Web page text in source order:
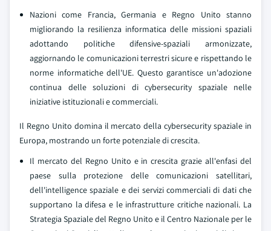
Nazioni come Francia, Germania e Regno Unito stanno
migliorando la resilienza informatica delle missioni spaziali
adottando politiche difensive-spaziali armonizzate,
aggiornando le comunicazioni terrestri sicure e rispettando le
norme informatiche dell'UE. Questo garantisce un'adozione
continua delle soluzioni di cybersecurity spaziale nelle
iniziative istituzionali e commerciali.
Il Regno Unito domina il mercato della cybersecurity spaziale in
Europa, mostrando un forte potenziale di crescita.
Il mercato del Regno Unito e in crescita grazie all'enfasi del
paese sulla protezione delle comunicazioni satellitari,
dell'intelligence spaziale e dei servizi commerciali di dati che
supportano la difesa e le infrastrutture critiche nazionali. La
Strategia Spaziale del Regno Unito e il Centro Nazionale per le